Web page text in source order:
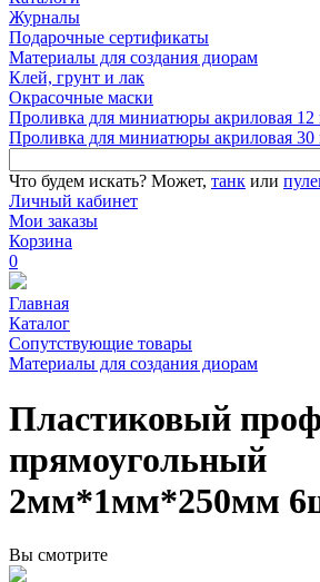
Журналы
Подарочные сертификаты
Материалы для создания диорам
Клей, грунт и лак
Окрасочные маски
Проливка для миниатюры акриловая 12
Проливка для миниатюры акриловая 30
Что будем искать? Может, танк или
Личный кабинет
Мои заказы
Корзина
0
Главная
Каталог
Сопутствующие товары
Материалы для создания диорам
Пластиковый
прямоугольный
2мм*1мм*250мм
Вы смотрите